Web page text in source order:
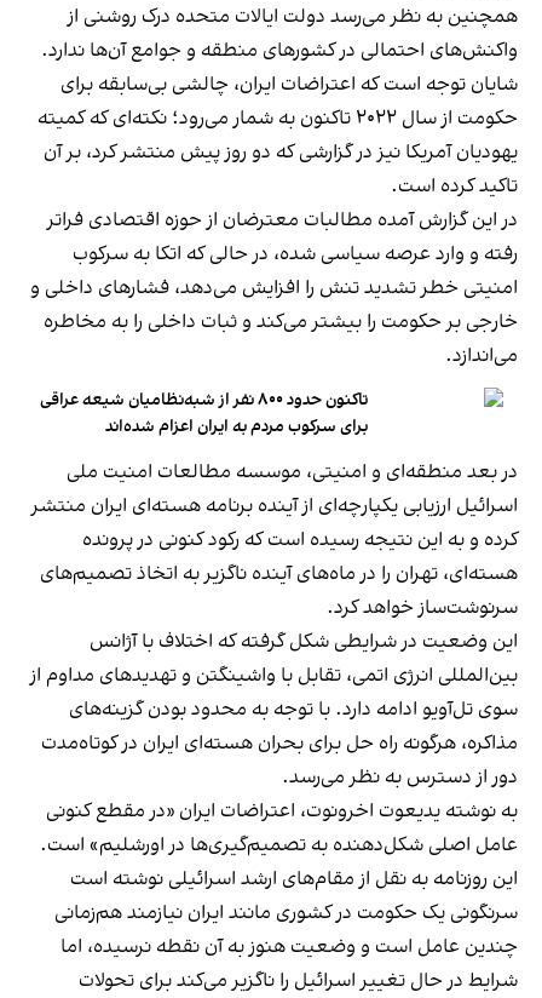
همچنین به نظر می‌رسد دولت ایالات متحده درک روشنی از
واکنش‌های احتمالی در کشورهای منطقه و جوامع آن‌ها ندارد.
شایان توجه است که اعتراضات ایران، چالشی بی‌سابقه برای
حکومت از سال ۲۰۲۲ تاکنون به شمار می‌رود؛ نکته‌ای که کمیته
یهودیان آمریکا نیز در گزارشی که دو روز پیش منتشر کرد، بر آن
تاکید کرده است.
در این گزارش آمده مطالبات معترضان از حوزه اقتصادی فراتر
رفته و وارد عرصه سیاسی شده، در حالی که اتکا به سرکوب
امنیتی خطر تشدید تنش را افزایش می‌دهد، فشارهای داخلی و
خارجی بر حکومت را بیشتر می‌کند و ثبات داخلی را به مخاطره
می‌اندازد.
تاکنون حدود ۸۰۰ نفر از شبه‌نظامیان شیعه عراقی
برای سرکوب مردم به ایران اعزام شده‌اند
در بعد منطقه‌ای و امنیتی، موسسه مطالعات امنیت ملی
اسرائیل ارزیابی یکپارچه‌ای از آینده برنامه هسته‌ای ایران منتشر
کرده و به این نتیجه رسیده است که رکود کنونی در پرونده
هسته‌ای، تهران را در ماه‌های آینده ناگزیر به اتخاذ تصمیم‌های
سرنوشت‌ساز خواهد کرد.
این وضعیت در شرایطی شکل گرفته که اختلاف با آژانس
بین‌المللی انرژی اتمی، تقابل با واشینگتن و تهدیدهای مداوم از
سوی تل‌آویو ادامه دارد. با توجه به محدود بودن گزینه‌های
مذاکره، هرگونه راه حل برای بحران هسته‌ای ایران در کوتاه‌مدت
دور از دسترس به نظر می‌رسد.
به نوشته یدیعوت اخرونوت، اعتراضات ایران «در مقطع کنونی
عامل اصلی شکل‌دهنده به تصمیم‌گیری‌ها در اورشلیم» است.
این روزنامه به نقل از مقام‌های ارشد اسرائیلی نوشته است
سرنگونی یک حکومت در کشوری مانند ایران نیازمند هم‌زمانی
چندین عامل است و وضعیت هنوز به آن نقطه نرسیده، اما
شرایط در حال تغییر اسرائیل را ناگزیر می‌کند برای تحولات